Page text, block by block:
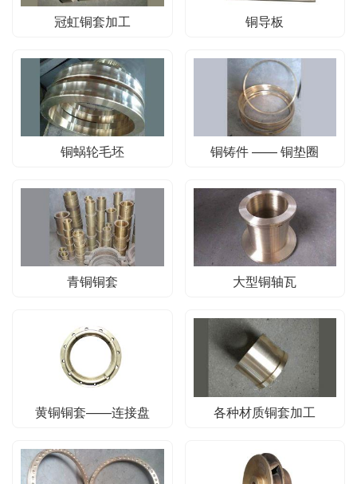
冠虹铜套加工 铜导板
铜蜗轮毛坯 铜铸件 —— 铜垫圈
青铜铜套 大型铜轴瓦
黄铜铜套——连接盘 各种材质铜套加工